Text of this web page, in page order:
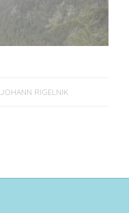
JOHANN RIGELNIK